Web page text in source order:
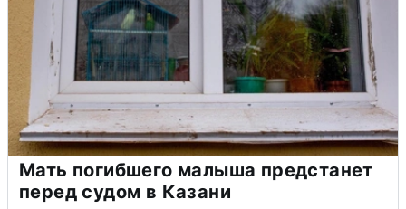
Мать погибшего малыша предстанет
перед судом в Казани